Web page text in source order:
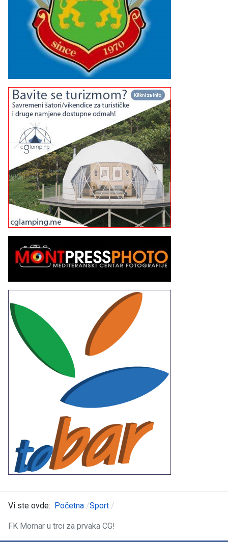
Vi ste ovde: Početna Sport
FK Mornar u trci za prvaka CG!